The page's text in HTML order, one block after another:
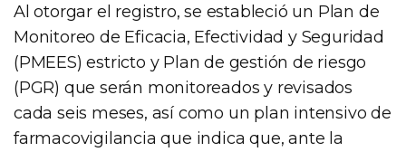
Al otorgar el registro, se estableció un Plan de
Monitoreo de Eficacia, Efectividad y Seguridad
(PMEES) estricto y Plan de gestión de riesgo
(PGR) que serán monitoreados y revisados
cada seis meses, así como un plan intensivo de
farmacovigilancia que indica que, ante la